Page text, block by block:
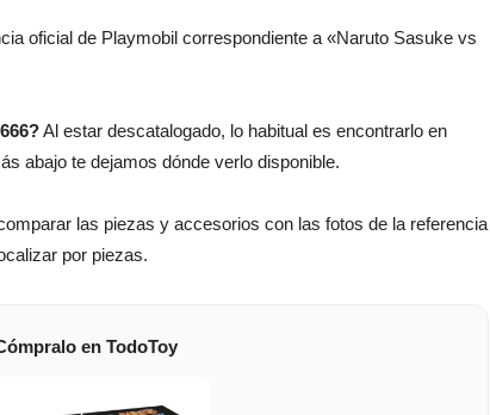
oficial de Playmobil correspondiente a «Naruto Sasuke vs
Al estar descatalogado, lo habitual es encontrarlo en
abajo te dejamos dónde verlo disponible.
las piezas y accesorios con las fotos de la referencia
por piezas.
en TodoToy